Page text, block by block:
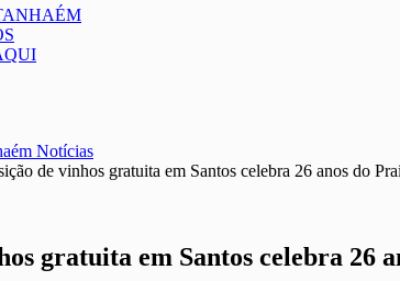
de vinhos gratuita em Santos celebra 26 anos do
gratuita em Santos celebra 26